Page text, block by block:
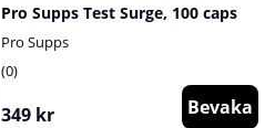
Pro Supps Test Surge, 100 caps
Pro Supps
0
349 kr Bevaka